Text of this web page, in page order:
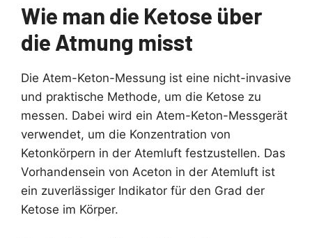
Wie man die Ketose über
die Atmung misst
Die Atem-Keton-Messung ist eine nicht-invasive
und praktische Methode, um die Ketose zu
messen. Dabei wird ein Atem-Keton-Messgerät
verwendet, um die Konzentration von
Ketonkörpern in der Atemluft festzustellen. Das
Vorhandensein von Aceton in der Atemluft ist
ein zuverlässiger Indikator für den Grad der
Ketose im Körper.